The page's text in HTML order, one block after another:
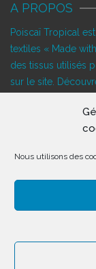
Nous utilisons des
A PROPOS
Poiscaï Tropical
textiles « Made
des tissus utilisés
sur le site.
SUIVEZ-